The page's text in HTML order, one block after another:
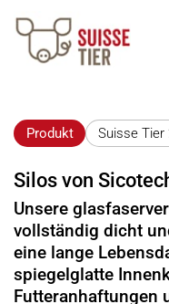
Produkt Suisse Tier
Silos von
Unsere
vollständig dicht
eine lange
spiegelglatte
Futteranhaftungen